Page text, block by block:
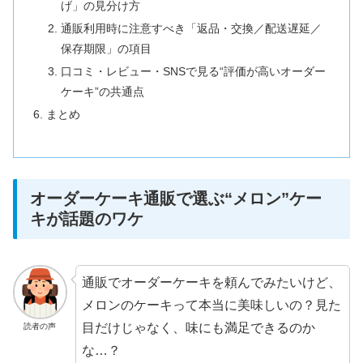
げ」の見分け方
通販利用時に注意すべき「返品・交換／配送遅延／
保存期限」の項目
口コミ・レビュー・SNSで見る“評価が高いオーダー
ケーキ”の共通点
まとめ
オーダーケーキ通販で選ぶ“メロン”ケー
キが話題のワケ
読者の声
通販でオーダーケーキを頼んでみたいけど、
メロンのケーキって本当に美味しいの？見た
目だけじゃなく、味にも満足できるのか
な…？